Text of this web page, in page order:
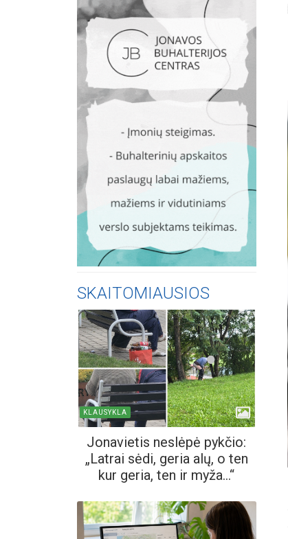
SKAITOMIAUSIOS
KLAUSYKLA
Jonavietis neslėpė pykčio:
„Latrai sėdi, geria alų, o ten
kur geria, ten ir myža...“